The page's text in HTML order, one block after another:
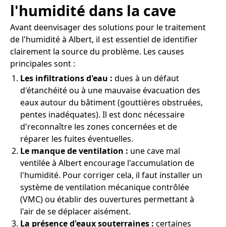
l'humidité dans la cave
Avant deenvisager des solutions pour le traitement
de l'humidité à Albert, il est essentiel de identifier
clairement la source du problème. Les causes
principales sont :
Les infiltrations d'eau : dues à un défaut
d'étanchéité ou à une mauvaise évacuation des
eaux autour du bâtiment (gouttières obstruées,
pentes inadéquates). Il est donc nécessaire
d'reconnaître les zones concernées et de
réparer les fuites éventuelles.
Le manque de ventilation : une cave mal
ventilée à Albert encourage l'accumulation de
l'humidité. Pour corriger cela, il faut installer un
système de ventilation mécanique contrôlée
(VMC) ou établir des ouvertures permettant à
l'air de se déplacer aisément.
La présence d'eaux souterraines : certaines